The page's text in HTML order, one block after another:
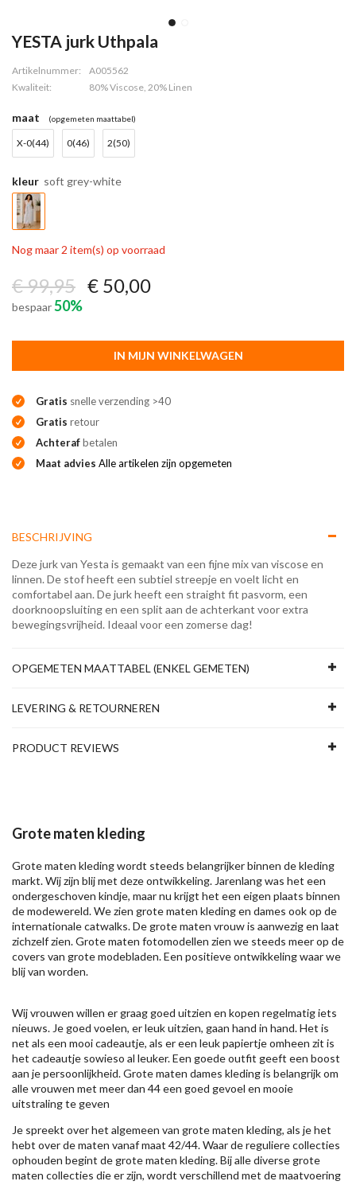
YESTA jurk Uthpala
Artikelnummer:
A005562
Kwaliteit:
80% Viscose, 20% Linen
maat (opgemeten maattabel)
X-0(44) 0(46) 2(50)
kleur soft grey-white
Nog maar 2 item(s) op voorraad
€ 99,95 € 50,00
bespaar50%
IN MIJN WINKELWAGEN
Gratis snelle verzending >40
Gratis retour
Achterafbetalen
Maat advies Alle artikelen zijn opgemeten
BESCHRIJVING
Deze jurk van Yesta is gemaakt van een fijne mix van viscose en
linnen. De stof heeft een subtiel streepje en voelt licht en
comfortabel aan. De jurk heeft een straight fit pasvorm, een
doorknoopsluiting en een split aan de achterkant voor extra
bewegingsvrijheid. Ideaal voor een zomerse dag!
OPGEMETEN MAATTABEL (ENKEL GEMETEN)
LEVERING & RETOURNEREN
PRODUCT REVIEWS
Grote maten kleding
Grote maten kleding wordt steeds belangrijker binnen de kleding
markt. Wij zijn blij met deze ontwikkeling. Jarenlang was het een
ondergeschoven kindje, maar nu krijgt het een eigen plaats binnen
de modewereld. We zien grote maten kleding en dames ook op de
internationale catwalks. De grote maten vrouw is aanwezig en laat
zichzelf zien. Grote maten fotomodellen zien we steeds meer op de
covers van grote modebladen. Een positieve ontwikkeling waar we
blij van worden.
Wij vrouwen willen er graag goed uitzien en kopen regelmatig iets
nieuws. Je goed voelen, er leuk uitzien, gaan hand in hand. Het is
net als een mooi cadeautje, als er een leuk papiertje omheen zit is
het cadeautje sowieso al leuker. Een goede outfit geeft een boost
aan je persoonlijkheid. Grote maten dames kleding is belangrijk om
alle vrouwen met meer dan 44 een goed gevoel en mooie
uitstraling te geven
Je spreekt over het algemeen van grote maten kleding, als je het
hebt over de maten vanaf maat 42/44. Waar de reguliere collecties
ophouden begint de grote maten kleding. Bij alle diverse grote
maten collecties die er zijn, wordt verschillend met de maatvoering